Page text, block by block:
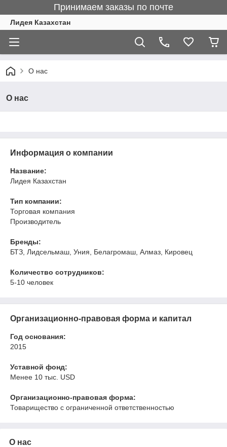
Принимаем заказы по почте
Лидея Казахстан
О нас
О нас
Информация о компании
Название:
Лидея Казахстан
Тип компании:
Торговая компания
Производитель
Бренды:
БТЗ, Лидсельмаш, Уния, Белагромаш, Алмаз, Кировец
Количество сотрудников:
5-10 человек
Организационно-правовая форма и капитал
Год основания:
2015
Уставной фонд:
Менее 10 тыс. USD
Организационно-правовая форма:
Товарищество с ограниченной ответственностью
О нас